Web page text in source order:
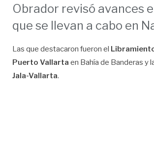
Obrador revisó avances
que se llevan a cabo en
Las que destacaron fueron el
Puerto Vallarta en Bahía de Banderas y
Jala-Vallarta.